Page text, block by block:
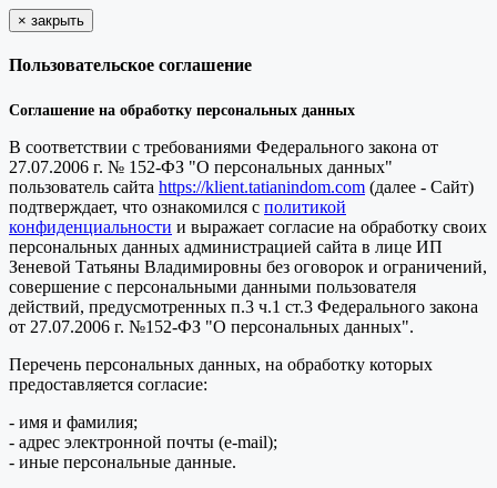
× закрыть
Пользовательское соглашение
Соглашение на обработку персональных данных
В соответствии с требованиями Федерального закона от
27.07.2006 г. № 152-ФЗ "О персональных данных"
пользователь сайта https://klient.tatianindom.com (далее - Сайт)
подтверждает, что ознакомился с политикой
конфиденциальности и выражает согласие на обработку своих
персональных данных администрацией сайта в лице ИП
Зеневой Татьяны Владимировны без оговорок и ограничений,
совершение с персональными данными пользователя
действий, предусмотренных п.3 ч.1 ст.3 Федерального закона
от 27.07.2006 г. №152-ФЗ "О персональных данных".
Перечень персональных данных, на обработку которых
предоставляется согласие:
- имя и фамилия;
- адрес электронной почты (e-mail);
- иные персональные данные.